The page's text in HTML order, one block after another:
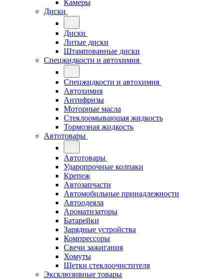
Камеры
Диски
Диски
Литые диски
Штампованные диски
Спецжидкости и автохимия
Спецжидкости и автохимия
Автохимия
Антифризы
Моторные масла
Стеклоомывающая жидкость
Тормозная жидкость
Автотовары
Автотовары
Ударопрочные колпаки
Крепеж
Автозапчасти
Автомобильные принадлежности
Автоодеяла
Ароматизаторы
Батарейки
Зарядные устройства
Компрессоры
Свечи зажигания
Хомуты
Щетки стеклоочистителя
Эксклюзивные товары